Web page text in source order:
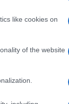
like cookies on
of the website
ριγμένη
του, κι